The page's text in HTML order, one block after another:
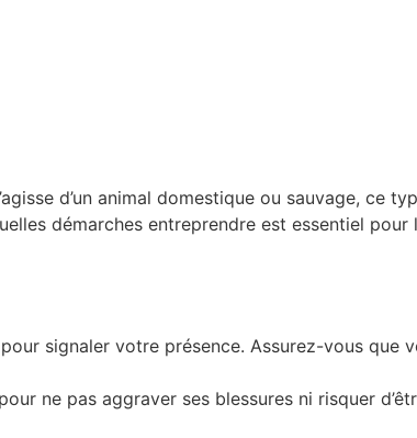
d’un animal domestique ou sauvage, ce
démarches entreprendre est essentiel
signaler votre présence. Assurez-vous que
ne pas aggraver ses blessures ni risquer